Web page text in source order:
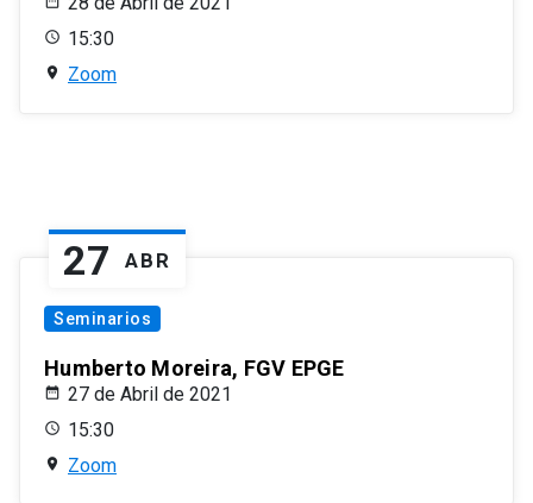
15:30
Zoom
27 ABR
Seminarios
Humberto Moreira, FGV EPGE
27 de Abril de 2021
15:30
Zoom